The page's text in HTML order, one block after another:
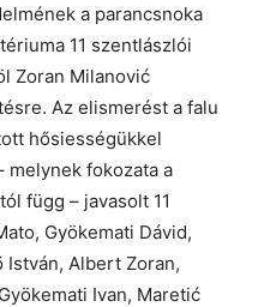
a parancsnoka
11 szentlászlói
Zoran Milanović
Az elismerést a falu
hősiességükkel
melynek fokozata a
függ – javasolt 11
Gyökemati Dávid,
István, Albert Zoran,
Ivan, Maretić